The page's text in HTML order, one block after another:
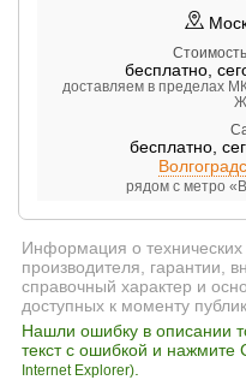
бесплатно
доставляем в пределах
бесплатно
рядом с метро
Информация о технических
производителя, гарантии,
справочный характер и
доступных к моменту
Нашли ошибку в описании
текст с ошибкой и нажмите
Internet Explorer)